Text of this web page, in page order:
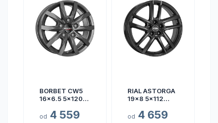
BORBET CW5
16x6.5 5x120
od 4 559
RIAL ASTORGA
19x8 5x112
od 4 659